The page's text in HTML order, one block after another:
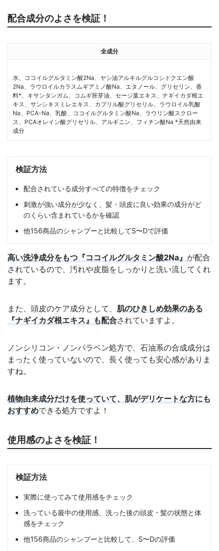
配合成分のよさを検証！
全成分
水、ココイルグルタミン酸2Na、ヤシ油アルキルグルコシドクエン酸
2Na、ラウロイルカラスムギアミノ酸Na、エタノール、グリセリン、香
料*、キサンタンガム、コムギ胚芽油、セージ葉エキス、ナギイカダ根エ
キス、サンシキスミレエキス、カプリル酸グリセリル、ラウロイル乳酸
Na、PCA-Na、乳酸、ココイルグルタミン酸Na、ラウリン酸スクロー
ス、PCAオレイン酸グリセリル、アルギニン、フィチン酸Na *天然由来
成分
検証方法
配合されている成分すべての特徴をチェック
刺激が強い成分が少なく、髪・頭皮に良い効果の成分がど
のくらい含まれているかを確認
他156商品のシャンプーと比較してS〜Dで評価
高い洗浄成分をもつ『ココイルグルタミン酸2Na』 が配合
されているので、汚れや皮脂をしっかりと洗い流してくれ
ます。
また、頭皮のケア成分として、 肌のひきしめ効果のある
『ナギイカダ根エキス』も配合されていますよ。
ノンシリコン・ノンパラベン処方で、石油系の合成成分は
まったく使っていないので、長く使っても安心感がありま
すね。
植物由来成分だけを使っていて、肌がデリケートな方にも
おすすめできる処方ですよ！
使用感のよさを検証！
検証方法
実際に使ってみて使用感をチェック
洗っている最中の使用感、洗った後の頭皮・髪の状態と体
感をチェック
他156商品のシャンプーと比較して、S〜Dの評価